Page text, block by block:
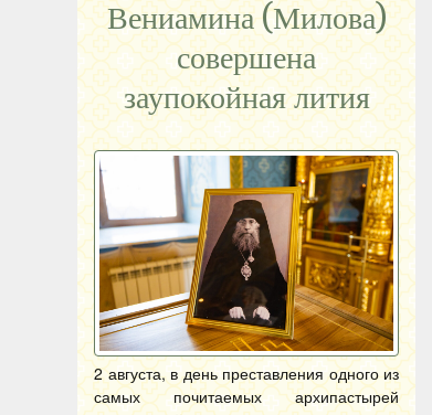
Вениамина (Милова)
совершена
заупокойная лития
2 августа, в день преставления одного из
самых почитаемых архипастырей